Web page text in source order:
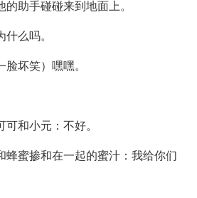
的助手碰碰来到地面上。
么吗。
坏笑）嘿嘿。
可和小元：不好。
蜂蜜掺和在一起的蜜汁：我给你们